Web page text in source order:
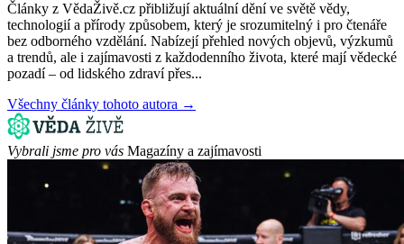
Články z VědaŽivě.cz přibližují aktuální dění ve světě vědy,
technologií a přírody způsobem, který je srozumitelný i pro čtenáře
bez odborného vzdělání. Nabízejí přehled nových objevů, výzkumů
a trendů, ale i zajímavosti z každodenního života, které mají vědecké
pozadí – od lidského zdraví přes...
Všechny články tohoto autora →
Vybrali jsme pro vás Magazíny a zajímavosti